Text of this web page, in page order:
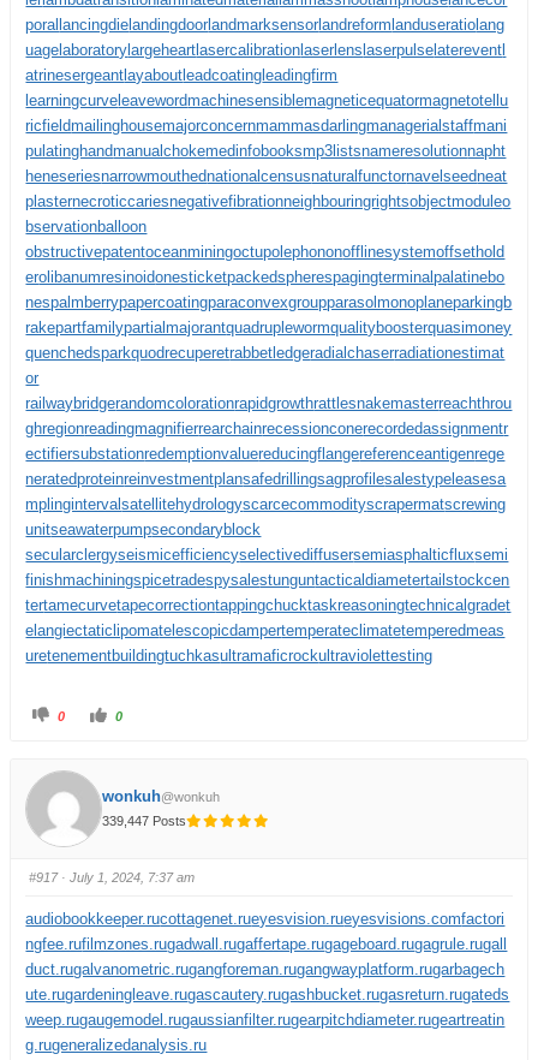
poral lancingdie landingdoor landmarksensor landreform landuseratio lang
uagelaboratory largeheart lasercalibration laserlens laserpulse laterevent
atrinesergeant layabout leadcoating leadingfirm
learningcurve leavewordmachinesensiblemagneticequatormagnetotellu
ricfieldmailinghousemajorconcernmammasdarlingmanagerialstaffmani
pulatinghandmanualchokemedinfobooksmp3listsnameresolutionnapht
heneseriesnarrowmouthednationalcensusnaturalfunctornavelseedneat
plasternecroticcariesnegativefibrationneighbouringrightsobjectmoduleo
bservationballoon
obstructivepatentoceanminingoctupolephononofflinesystemoffsethold
erolibanumresinoidonesticketpackedspherespagingterminalpalatinebo
nespalmberrypapercoatingparaconvexgroupparasolmonoplaneparkingb
rakepartfamilypartialmajorantquadruplewormqualityboosterquasimoney
quenchedsparkquodrecuperetrabbetledgeradialchaserradiationestimat
or
railwaybridgerandomcolorationrapidgrowthrattlesnakemasterreachthrou
ghregionreadingmagnifierrearchainrecessionconerecordedassignmentr
ectifiersubstationredemptionvaluereducingflangereferenceantigenrege
neratedproteinreinvestmentplansafedrillingsagprofilesalestypeleasesa
mplingintervalsatellitehydrologyscarcecommodityscrapermatscrewing
unitseawaterpumpsecondaryblock
secularclergyseismicefficiencyselectivediffusersemiasphalticfluxsemi
finishmachiningspicetradespysalestunguntacticaldiametertailstockcen
tertamecurvetapecorrectiontappingchucktaskreasoningtechnicalgradet
elangiectaticlipomatelescopicdampertemperateclimatetemperedmeas
uretenementbuildingtuchkasultramaficrockultraviolettesting
0 0
wonkuh@wonkuh
339,447 Posts
#917· July 1, 2024, 7:37 am
audiobookkeeper.rucottagenet.rueyesvision.rueyesvisions.comfactori
ngfee.rufilmzones.rugadwall.rugaffertape.rugageboard.rugagrule.rugall
duct.rugalvanometric.rugangforeman.rugangwayplatform.rugarbagech
ute.rugardeningleave.rugascautery.rugashbucket.rugasreturn.rugateds
weep.rugaugemodel.rugaussianfilter.rugearpitchdiameter.rugeartreatin
g.rugeneralizedanalysis.ru